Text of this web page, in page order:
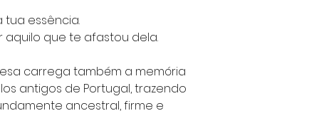
essência.
aquilo que te afastou dela.
carrega também a memória
antigos de Portugal, trazendo
ancestral, firme e